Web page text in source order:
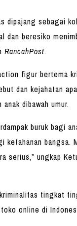
sebagai
dan beresiko
RancahPost.
figur bertema
dan kejahatan
dibawah umur.
buruk bagi
bangsa.
serius,” ungkap
tingkat
online di